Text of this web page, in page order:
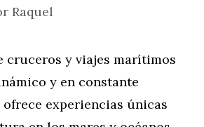
Raquel
cruceros y viajes marítimos
y en constante
experiencias únicas